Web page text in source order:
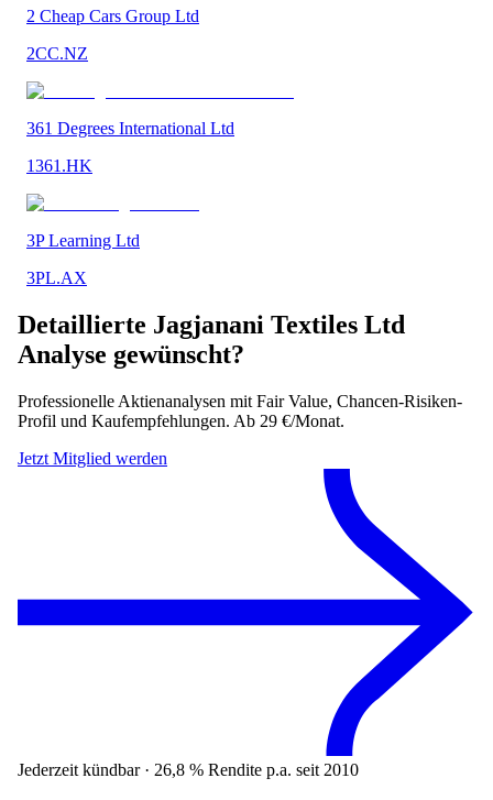
2 Cheap Cars Group Ltd
2CC.NZ
361 Degrees International Ltd
1361.HK
3P Learning Ltd
3PL.AX
Detaillierte Jagjanani Textiles Ltd
Analyse gewünscht?
Professionelle Aktienanalysen mit Fair Value, Chancen-Risiken-
Profil und Kaufempfehlungen. Ab 29 €/Monat.
Jetzt Mitglied werden
Jederzeit kündbar · 26,8 % Rendite p.a. seit 2010